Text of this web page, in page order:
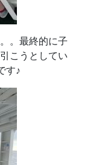
。最終的に子
こうとしてい
す♪